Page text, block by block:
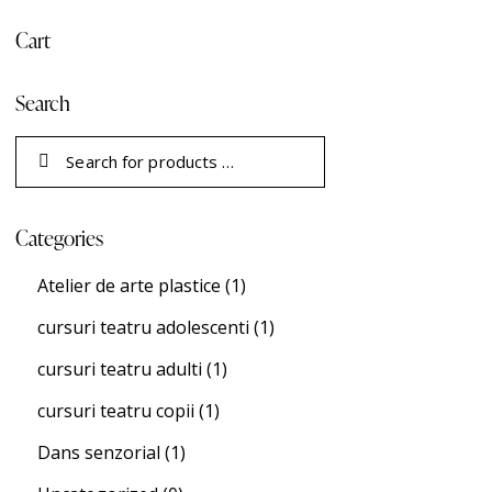
Cart
Search
Categories
Atelier de arte plastice (1)
cursuri teatru adolescenti (1)
cursuri teatru adulti (1)
cursuri teatru copii (1)
Dans senzorial (1)